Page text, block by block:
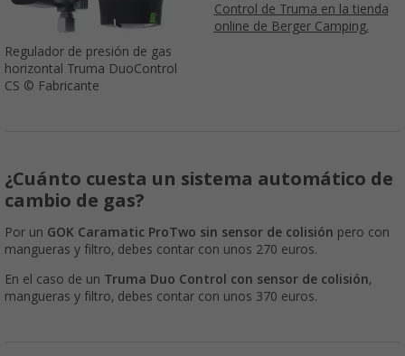
Regulador de presión de gas
horizontal Truma DuoControl
CS © Fabricante
Control de Truma en la tienda
online de Berger Camping.
¿Cuánto cuesta un sistema automático de
cambio de gas?
Por un GOK Caramatic ProTwo sin sensor de colisión pero con
mangueras y filtro, debes contar con unos 270 euros.
En el caso de un Truma Duo Control con sensor de colisión,
mangueras y filtro, debes contar con unos 370 euros.